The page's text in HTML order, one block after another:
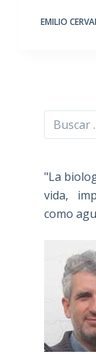
EMILIO
Buscar
"La
vida,
como